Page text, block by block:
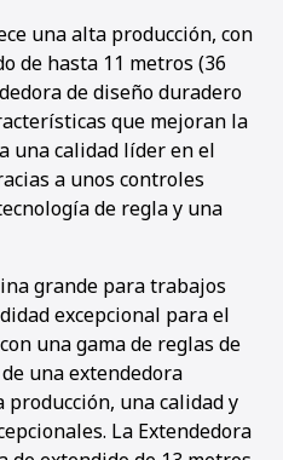
una alta producción, con
de hasta 11 metros (36
de diseño duradero
que mejoran la
una calidad líder en el
a unos controles
de regla y una
grande para trabajos
excepcional para el
una gama de reglas de
una extendedora
una calidad y
La Extendedora